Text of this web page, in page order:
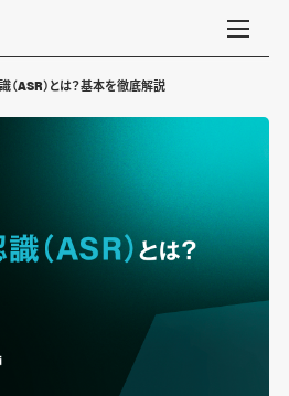
（ASR）とは？基本を徹底解説